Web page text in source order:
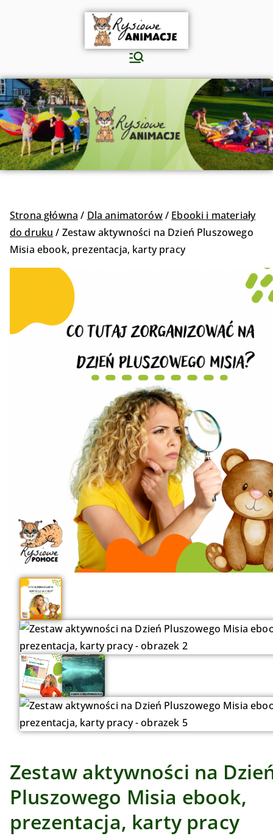
RYSIOWE ANIMACJE
Kreujemy świat zabawy
Strona główna / Dla animatorów/ Ebooki i materiały
do druku / Zestaw aktywności na Dzień Pluszowego
Misia ebook, prezentacja, karty pracy
Zestaw aktywności na
Pluszowego Misia ebook,
prezentacja, karty pracy